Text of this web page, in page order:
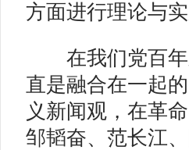
方面进行理论与实
在我们党百年
直是融合在一起
义新闻观，在革
邹韬奋、范长江